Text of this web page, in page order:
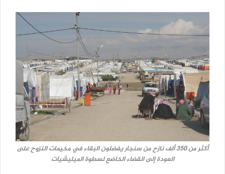
أكثر من 350 ألف نازح من سنجار يفضلون البقاء في مخيمات النزوح على
العودة إلى القضاء الخاضع لسطوة الميليشيات